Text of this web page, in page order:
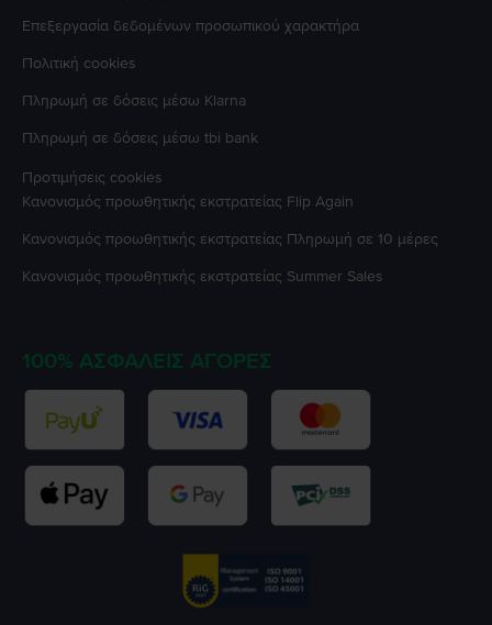
Επεξεργασία δεδομένων προσωπικού χαρακτήρα
Πολιτική cookies
Πληρωμή σε δόσεις μέσω Klarna
Πληρωμή σε δόσεις μέσω tbi bank
Προτιμήσεις cookies
Κανονισμός προωθητικής εκστρατείας Flip Again
Κανονισμός προωθητικής εκστρατείας Πληρωμή σε 10 μέρες
Κανονισμός προωθητικής εκστρατείας Summer Sales
100% ΑΣΦΑΛΕΊΣ ΑΓΟΡΈΣ